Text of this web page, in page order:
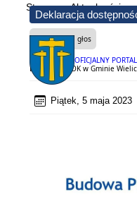
Deklaracja
OFICJALNY
Strona Aktualności
Czytaj na głos
Budowa PSZOK w Gminie
Piątek, 5 maja 2023